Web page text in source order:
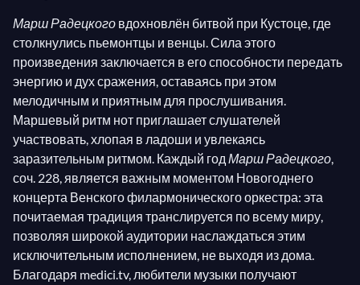
Марш Радецкого вдохновлён битвой при Кустоце, где
столкнулись пьемонтцы и венцы. Сила этого
произведения заключается в его способности передать
энергию и дух сражения, оставаясь при этом
мелодичным и приятным для прослушивания.
Маршевый ритм нот приглашает слушателей
участвовать, хлопая в ладоши и увлекаясь
заразительным ритмом. Каждый год Марш Радецкого,
соч. 228, является важным моментом Новогоднего
концерта Венского филармонического оркестра: эта
почитаемая традиция транслируется по всему миру,
позволяя широкой аудитории наслаждаться этим
исключительным исполнением, не выходя из дома.
Благодаря medici.tv, любители музыки получают